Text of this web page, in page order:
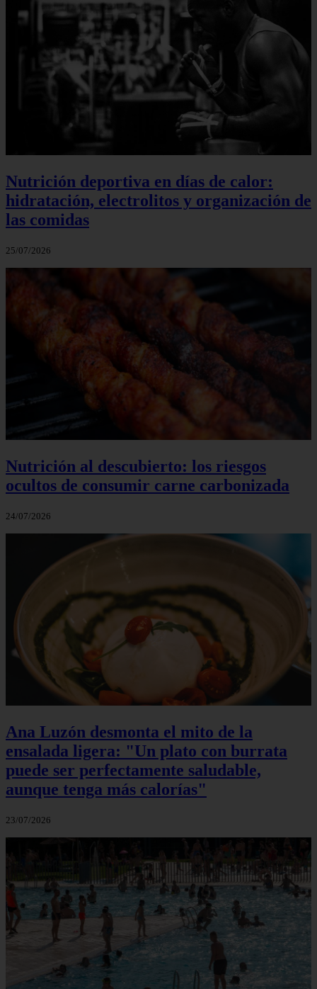
Nutrición deportiva en días de calor:
hidratación, electrolitos y organización de
las comidas
25/07/2026
Nutrición al descubierto: los riesgos
ocultos de consumir carne carbonizada
24/07/2026
Ana Luzón desmonta el mito de la
ensalada ligera: "Un plato con burrata
puede ser perfectamente saludable,
aunque tenga más calorías"
23/07/2026